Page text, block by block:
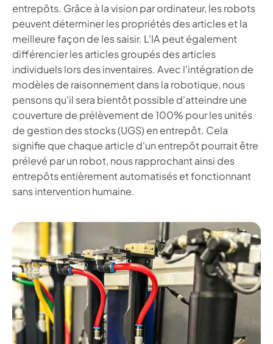
entrepôts. Grâce à la vision par ordinateur, les robots
peuvent déterminer les propriétés des articles et la
meilleure façon de les saisir. L'IA peut également
différencier les articles groupés des articles
individuels lors des inventaires. Avec l'intégration de
modèles de raisonnement dans la robotique, nous
pensons qu'il sera bientôt possible d'atteindre une
couverture de prélèvement de 100% pour les unités
de gestion des stocks (UGS) en entrepôt. Cela
signifie que chaque article d'un entrepôt pourrait être
prélevé par un robot, nous rapprochant ainsi des
entrepôts entièrement automatisés et fonctionnant
sans intervention humaine.